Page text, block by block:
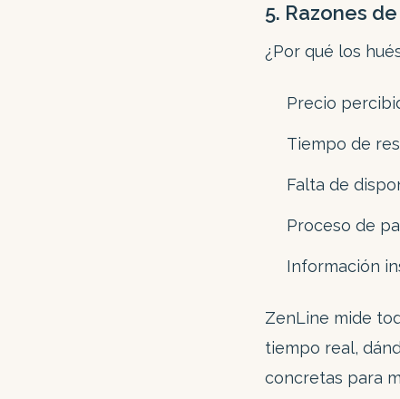
5. Razones
¿Por qué los
Precio
Tiempo de
Falta de
Proceso de
Información
ZenLine mide
tiempo real,
concretas para